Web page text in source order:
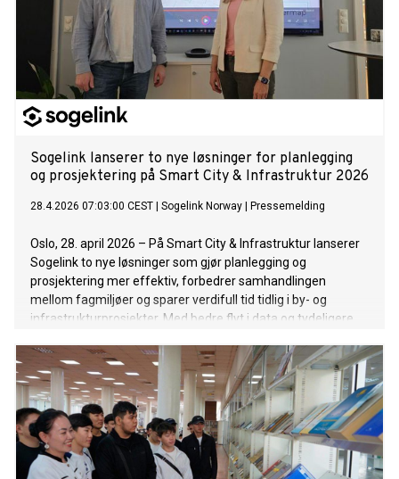
Sogelink lanserer to nye løsninger for planlegging
og prosjektering på Smart City & Infrastruktur 2026
28.4.2026 07:03:00 CEST Sogelink Norway Pressemelding
Oslo, 28. april 2026 – På Smart City & Infrastruktur lanserer
Sogelink to nye løsninger som gjør planlegging og
prosjektering mer effektiv, forbedrer samhandlingen
mellom fagmiljøer og sparer verdifull tid tidlig i by- og
infrastrukturprosjekter. Med bedre flyt i data og tydeligere
løsningene til rette for tryggere beslutninger før prosjektene
låses.